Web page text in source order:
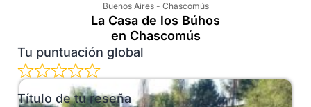
Buenos Aires- Chascomús
La Casa de los Búhos
en Chascomús
Tu puntuación global
Título de tu reseña